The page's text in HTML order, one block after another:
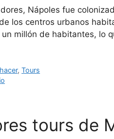
Nápoles fue
los centros urbanos
millón de habitantes, lo
,Tours
tours de